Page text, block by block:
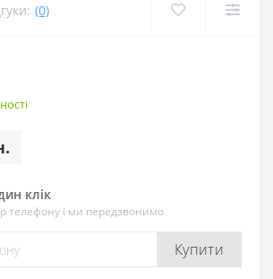
(0)
клік
телефону і ми передзвонимо
Купити